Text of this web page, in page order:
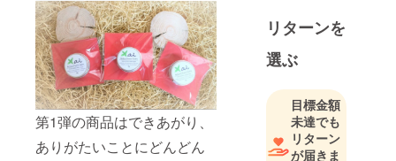
(๑&gt;◡&lt;๑)https://ai-
tokushima.stores.jp/
第1弾の商品はできあがり、
ありがたいことにどんどん
使ったスキ
ンケアプロ
ダクツ
リターンを
選ぶ
目標金額
未達でも
リターン
が届きま